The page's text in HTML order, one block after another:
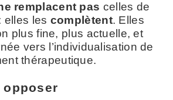
remplacent pas celles de
elles les complètent. Elles
plus fine, plus actuelle, et
vers l’individualisation de
thérapeutique.